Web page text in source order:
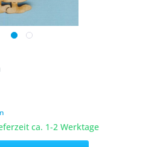
ca. 1-2 Werktage